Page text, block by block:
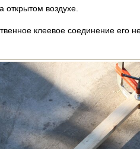
открытом воздухе.
клеевое соединение его